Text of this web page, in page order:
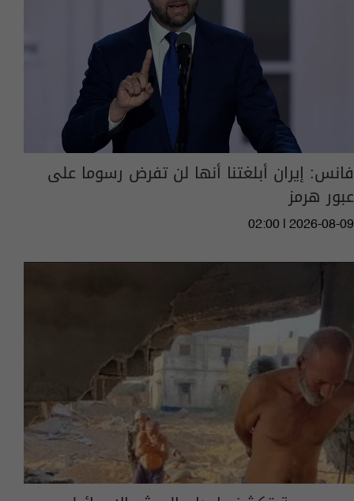
فانس: إيران أبلغتنا أنها لن تفرض رسوما على
عبور هرمز
02:00 | 2026-08-09